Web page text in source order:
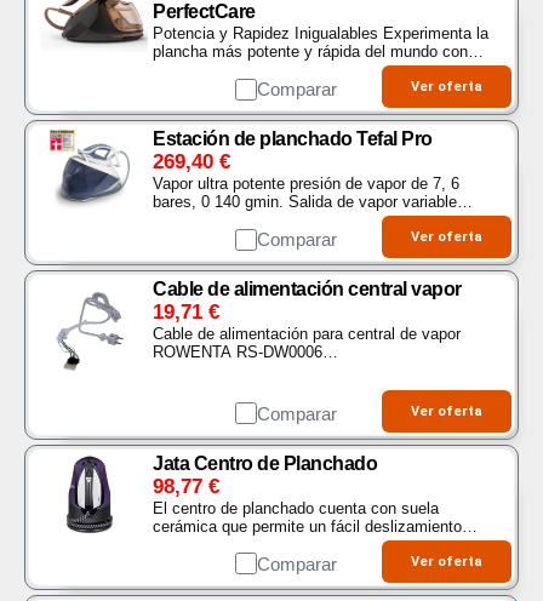
PerfectCare
Potencia y Rapidez Inigualables Experimenta la
plancha más potente y rápida del mundo con el
Philips PerfectCare Elite Plus. Su golpe de
vapor de hasta 600 g y tecnología
OptimalTEMP…
Comparar Ver oferta
Estación de planchado Tefal Pro
269,40 €
Vapor ultra potente presión de vapor de 7, 6
bares, 0 140 gmin. Salida de vapor variable
para un rendimiento altamente eficiente y un
extra potente 550 gmin. Golpe de vapor para
Comparar Ver oferta
Cable de alimentación central vapor
19,71 €
Cable de alimentación para central de vapor
ROWENTA RS-DW0006…
Comparar Ver oferta
Jata Centro de Planchado
98,77 €
El centro de planchado cuenta con suela
cerámica que permite un fácil deslizamiento
sobre la ropa que se está planchando Su
rendimiento es equivalente a un sistema de
caldera de 7 bares…
Comparar Ver oferta